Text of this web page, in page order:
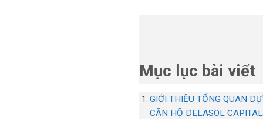
Mục lục bài viết
GIỚI THIỆU TỔNG QUAN
CĂN HỘ DELASOL